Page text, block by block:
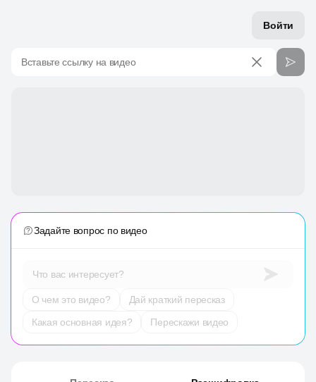
Войти
Вставьте ссылку на видео
Задайте вопрос по видео
Что вас интересует?
О чем это видео?
Дай краткий пересказ
Какая основная идея?
Перескажи видео